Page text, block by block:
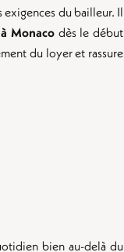
du bailleur. Il
Monaco dès le début
du loyer et rassure
bien au-delà du